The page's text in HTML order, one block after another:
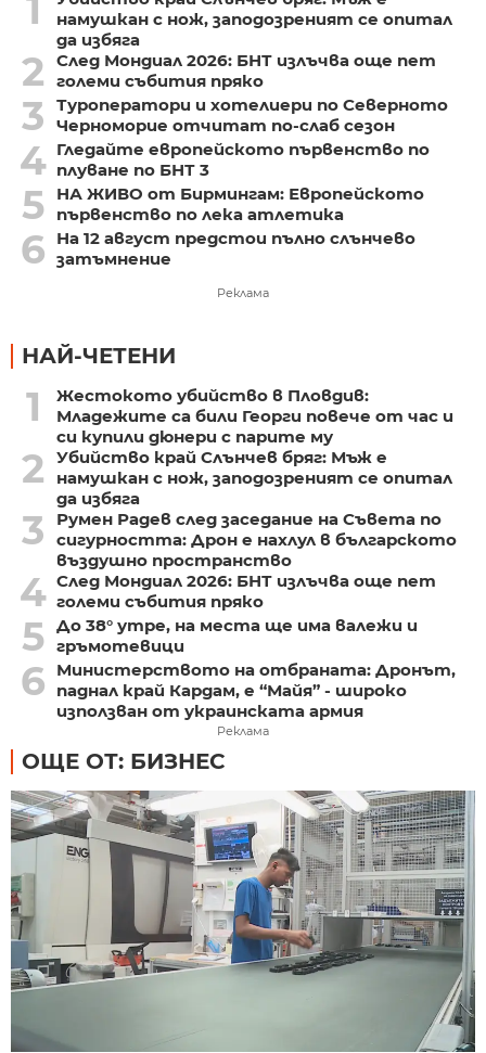
1
намушкан с нож, заподозреният се опитал
да избяга
2
След Мондиал 2026: БНТ излъчва още пет
големи събития пряко
3
Туроператори и хотелиери по Северното
Черноморие отчитат по-слаб сезон
4 Гледайте европейското първенство по
плуване по БНТ 3
5
НА ЖИВО от Бирмингам: Европейското
първенство по лека атлетика
6
На 12 август предстои пълно слънчево
затъмнение
Реклама
НАЙ-ЧЕТЕНИ
1
Жестокото убийство в Пловдив:
Младежите са били Георги повече от час и
си купили дюнери с парите му
2
Убийство край Слънчев бряг: Мъж е
намушкан с нож, заподозреният се опитал
да избяга
3
Румен Радев след заседание на Съвета по
сигурността: Дрон е нахлул в българското
въздушно пространство
4 След Мондиал 2026: БНТ излъчва още пет
големи събития пряко
5 До 38° утре, на места ще има валежи и
гръмотевици
6
Министерството на отбраната: Дронът,
паднал край Кардам, е “Майя” - широко
използван от украинската армия
Реклама
ОЩЕ ОТ: БИЗНЕС